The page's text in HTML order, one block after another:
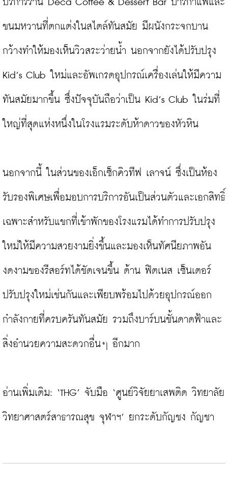
บริการร้าน Deca Coffee & Dessert Bar บาร์กาแฟและ
ขนมหวานที่ตกแต่งในสไตล์ทันสมัย มีผนังกระจกบาน
กว้างทำให้มองเห็นวิวสระว่ายน้ำ นอกจากยังได้ปรับปรุง
Kid’s Club ใหม่และอัพเกรดอุปกรณ์เครื่องเล่นให้มีความ
ทันสมัยมากขึ้น ซึ่งปัจจุบันถือว่าเป็น Kid’s Club ในร่มที่
ใหญ่ที่สุดแห่งหนึ่งในโรงแรมระดับห้าดาวของหัวหิน
นอกจากนี้ ในส่วนของเอ็กเซ็กคิวทีฟ เลาจน์ ซึ่งเป็นห้อง
รับรองพิเศษเพื่อมอบการบริการอันเป็นส่วนตัวและเอกสิทธิ์
เฉพาะสำหรับแขกที่เข้าพักของโรงแรมได้ทำการปรับปรุง
ใหม่ให้มีความสวยงามยิ่งขึ้นและมองเห็นทัศนียภาพอัน
งดงามของรีสอร์ทได้ชัดเจนขึ้น ด้าน ฟิตเนส เซ็นเตอร์
ปรับปรุงใหม่เช่นกันและเพียบพร้อมไปด้วยอุปกรณ์ออก
กำลังกายที่ครบครันทันสมัย รวมถึงบาร์บนชั้นดาดฟ้าและ
สิ่งอำนวยความสะดวกอื่นๆ อีกมาก
อ่านเพิ่มเติม: ‘THG’ จับมือ ‘ศูนย์วิจัยยาเสพติด วิทยาลัย
วิทยาศาสตร์สาธารณสุข จุฬาฯ’ ยกระดับกัญชง กัญชา